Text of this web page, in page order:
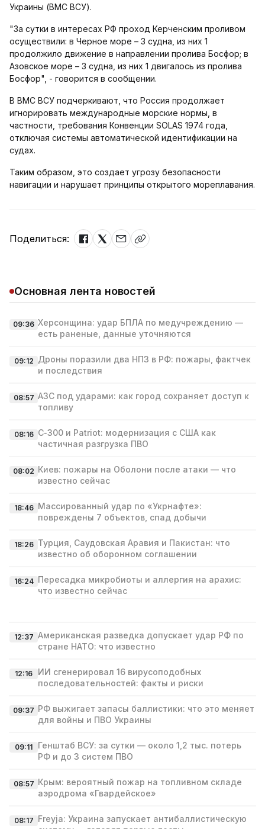
Украины (ВМС ВСУ).
"За сутки в интересах РФ проход Керченским проливом
осуществили: в Черное море – 3 судна, из них 1
продолжило движение в направлении пролива Босфор; в
Азовское море – 3 судна, из них 1 двигалось из пролива
Босфор", - говорится в сообщении.
В ВМС ВСУ подчеркивают, что Россия продолжает
игнорировать международные морские нормы, в
частности, требования Конвенции SOLAS 1974 года,
отключая системы автоматической идентификации на
судах.
Таким образом, это создает угрозу безопасности
навигации и нарушает принципы открытого мореплавания.
Поделиться:
Основная лента новостей
09:36 Херсонщина: удар БПЛА по медучреждению —
есть раненые, данные уточняются
09:12 Дроны поразили два НПЗ в РФ: пожары, фактчек
и последствия
08:57 АЗС под ударами: как город сохраняет доступ к
топливу
08:16 С‑300 и Patriot: модернизация с США как
частичная разгрузка ПВО
08:02 Киев: пожары на Оболони после атаки — что
известно сейчас
18:46 Массированный удар по «Укрнафте»:
повреждены 7 объектов, спад добычи
18:26 Турция, Саудовская Аравия и Пакистан: что
известно об оборонном соглашении
16:24 Пересадка микробиоты и аллергия на арахис:
что известно сейчас
12:37 Американская разведка допускает удар РФ по
стране НАТО: что известно
12:16
ИИ сгенерировал 16 вирусоподобных
последовательностей: факты и риски
09:37 РФ выжигает запасы баллистики: что это меняет
для войны и ПВО Украины
09:11
Генштаб ВСУ: за сутки — около 1,2 тыс. потерь
РФ и до 3 систем ПВО
08:57 Крым: вероятный пожар на топливном складе
аэродрома «Гвардейское»
08:17 Freyja: Украина запускает антибаллистическую